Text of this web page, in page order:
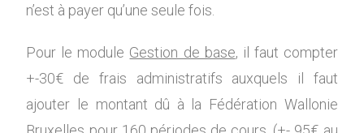
n’est à payer qu’une seule fois.
Pour le module Gestion de base, il faut compter
+-30€ de frais administratifs auxquels il faut
ajouter le montant dû à la Fédération Wallonie